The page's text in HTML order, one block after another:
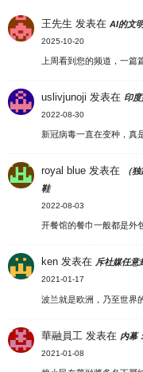
王先生 发表在AI的文
2025-10-20
上周看到您的频道，一篇
uslivjunoji 发表在 印
2022-08-30
新冠病毒一直在变种，真
royal blue 发表在
（
鞋
2022-08-03
开餐馆的餐巾一般都是外
ken 发表在 斥社媒任意
2021-01-17
波兰就是欧洲，乃至世界
華融員工 发表在 内幕
2021-01-08